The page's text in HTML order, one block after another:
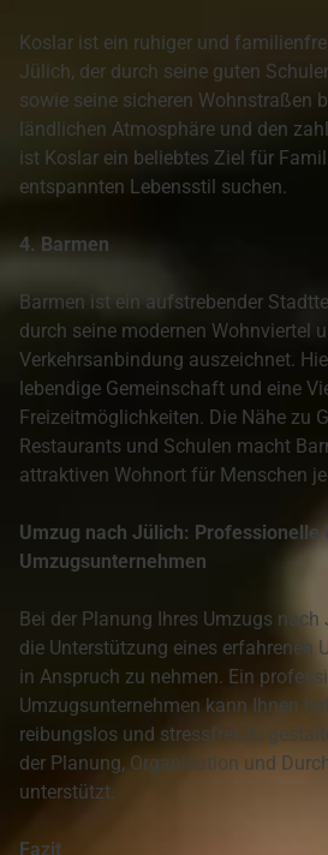
Koslar ist ein ruhiger und
Jülich, der durch seine guten
sowie seine sicheren Wohnstraßen
ländlichen Atmosphäre und den
ist Koslar ein beliebtes Ziel für
entspannten Lebensstil suchen.
4. Barmen
Barmen ist ein aufstrebender
durch seine modernen Wohnviertel
Verkehrsanbindung auszeichnet.
lebendige Gemeinschaft und eine
Freizeitmöglichkeiten. Die Nähe zu
Restaurants und Schulen macht
attraktiven Wohnort für Menschen
Umzug nach Jülich: Professionelle
Umzugsunternehmen
Bei der Planung Ihres Umzugs
die Unterstützung eines erfahrenen
in Anspruch zu nehmen. Ein
Umzugsunternehmen kann Ihnen
reibungslos und stressfrei zu
der Planung, Organisation und
unterstützt.
Fazit